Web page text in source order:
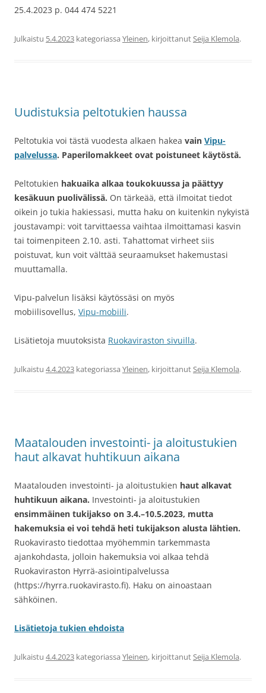
25.4.2023 p. 044 474 5221
Julkaistu 5.4.2023 kategoriassa Yleinen, kirjoittanutSeija Klemola.
Uudistuksia peltotukien haussa
Peltotukia voi tästä vuodesta alkaen hakea vain Vipu-
palvelussa. Paperilomakkeet ovat poistuneet käytöstä.
Peltotukien hakuaika alkaa toukokuussa ja päättyy
kesäkuun puolivälissä. On tärkeää, että ilmoitat tiedot
oikein jo tukia hakiessasi, mutta haku on kuitenkin nykyistä
joustavampi: voit tarvittaessa vaihtaa ilmoittamasi kasvin
tai toimenpiteen 2.10. asti. Tahattomat virheet siis
poistuvat, kun voit välttää seuraamukset hakemustasi
muuttamalla.
Vipu-palvelun lisäksi käytössäsi on myös
mobiilisovellus, Vipu-mobiili.
Lisätietoja muutoksista Ruokaviraston sivuilla.
Julkaistu 4.4.2023 kategoriassa Yleinen, kirjoittanutSeija Klemola.
Maatalouden investointi- ja aloitustukien
haut alkavat huhtikuun aikana
Maatalouden investointi- ja aloitustukien haut alkavat
huhtikuun aikana. Investointi- ja aloitustukien
ensimmäinen tukijakso on 3.4.–10.5.2023, mutta
hakemuksia ei voi tehdä heti tukijakson alusta lähtien.
Ruokavirasto tiedottaa myöhemmin tarkemmasta
ajankohdasta, jolloin hakemuksia voi alkaa tehdä
Ruokaviraston Hyrrä-asiointipalvelussa
(https://hyrra.ruokavirasto.fi). Haku on ainoastaan
sähköinen.
Lisätietoja tukien ehdoista
Julkaistu 4.4.2023 kategoriassa Yleinen, kirjoittanutSeija Klemola.